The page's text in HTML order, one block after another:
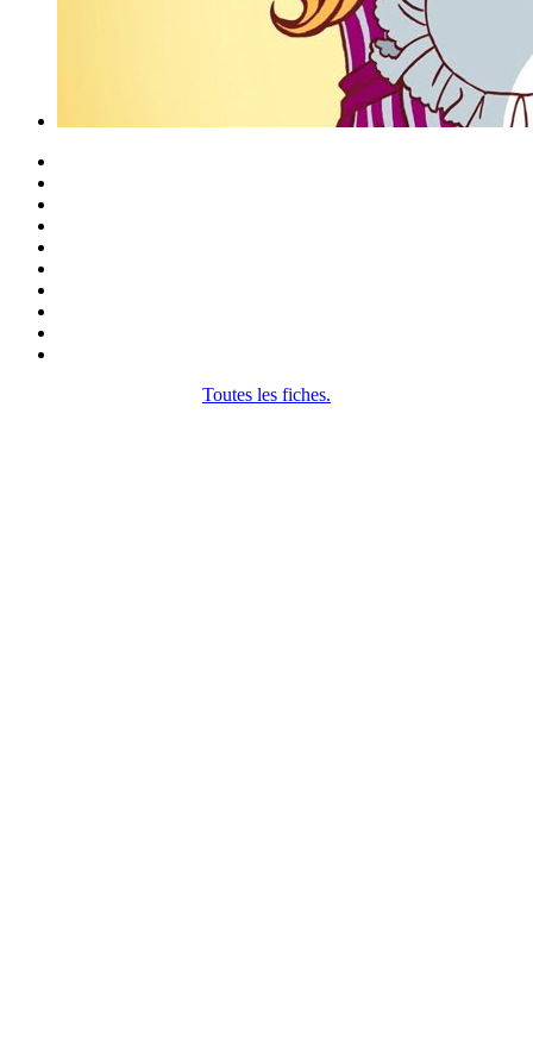
Toutes les fiches.